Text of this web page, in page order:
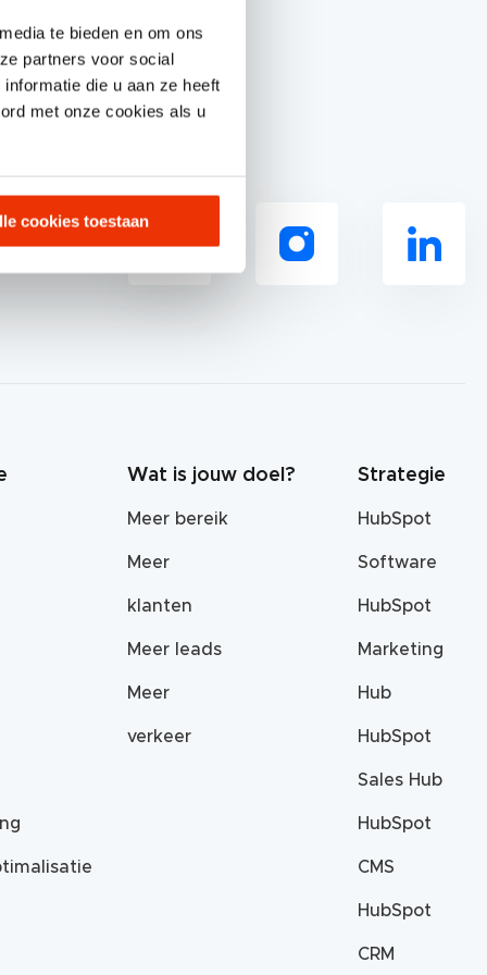
te bieden en om ons
partners voor social
die u aan ze heeft
met onze cookies als u
cookies toestaan
op
Wat is jouw doel?
Meer bereik
Meer
klanten
Meer leads
Meer
verkeer
Strategie
HubSpot
Software
HubSpot
Marketing
Hub
HubSpot
Sales Hub
HubSpot
CMS
HubSpot
CRM